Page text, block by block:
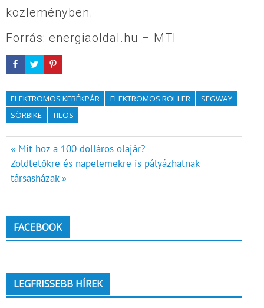
közleményben.
Forrás: energiaoldal.hu – MTI
ELEKTROMOS KERÉKPÁR ELEKTROMOS ROLLER
SEGWAY
SÖRBIKE
TILOS
Bejegyzés
navigáció
« Mit hoz a 100 dolláros olajár?
Zöldtetőkre és napelemekre is pályázhatnak
társasházak »
FACEBOOK
LEGFRISSEBB HÍREK